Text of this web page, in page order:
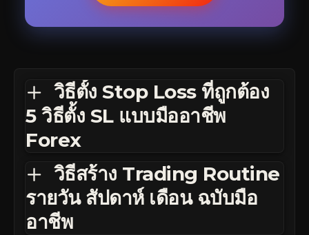
วิธีตั้ง Stop Loss ที่ถูกต้อง
5 วิธีตั้ง SL แบบมืออาชีพ
Forex
วิธีสร้าง Trading Routine
รายวัน สัปดาห์ เดือน ฉบับมือ
อาชีพ